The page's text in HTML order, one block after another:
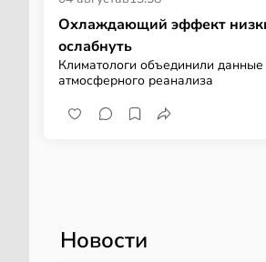
Охлаждающий эффект
ослабнуть
Климатологи объединили данные
атмосферного реанализа
Новости